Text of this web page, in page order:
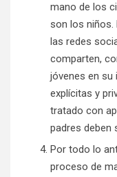
mano de los
son los niños.
las redes
comparten,
jóvenes en su
explícitas y
tratado con
padres deben
Por todo lo
proceso de